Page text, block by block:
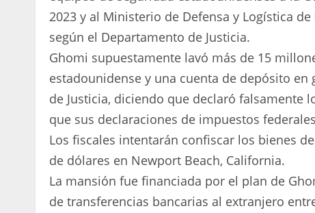
2023 y al Ministerio de Defensa y Logística
según el Departamento de Justicia.
Ghomi supuestamente lavó más de 15
estadounidense y una cuenta de depósito
de Justicia, diciendo que declaró falsamente
que sus declaraciones de impuestos
Los fiscales intentarán confiscar los bienes
de dólares en Newport Beach, California.
La mansión fue financiada por el plan de
de transferencias bancarias al extranjero